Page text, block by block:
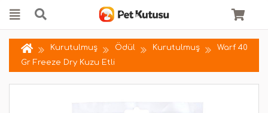
Kurutulmuş Ödül Kurutulmuş
Warf 40
Gr Freeze Dry Kuzu Etli